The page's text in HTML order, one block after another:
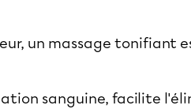
un massage tonifiant
sanguine, facilite